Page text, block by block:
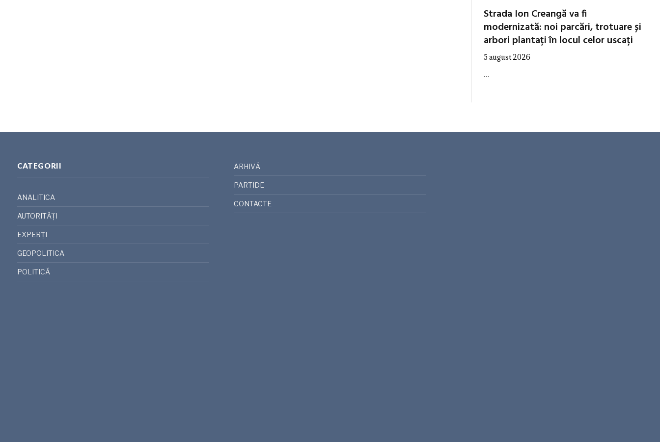
Strada Ion Creangă va fi
modernizată: noi parcări, trotuare și
arbori plantați în locul celor uscați
5 august 2026
…
CATEGORII
ANALITICA
AUTORITĂȚI
EXPERȚI
GEOPOLITICA
POLITICĂ
ARHIVĂ
PARTIDE
CONTACTE